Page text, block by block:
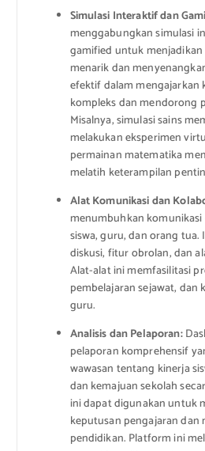
Simulasi Interaktif dan
menggabungkan simulasi
gamified untuk
menarik dan
efektif dalam mengajarkan
kompleks dan mendorong
Misalnya, simulasi sains
melakukan eksperimen
permainan matematika
melatih keterampilan
Alat Komunikasi dan
menumbuhkan
siswa, guru, dan orang
diskusi, fitur obrolan, dan
Alat-alat ini memfasilitasi
pembelajaran sejawat,
guru.
Analisis dan Pelaporan:
pelaporan komprehensif
wawasan tentang kinerja
dan kemajuan sekolah
ini dapat digunakan untuk
keputusan pengajaran
pendidikan. Platform ini